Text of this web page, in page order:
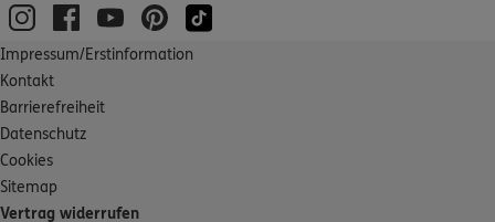
Impressum/Erstinformation
Kontakt
Barrierefreiheit
Datenschutz
Cookies
Sitemap
Vertrag widerrufen